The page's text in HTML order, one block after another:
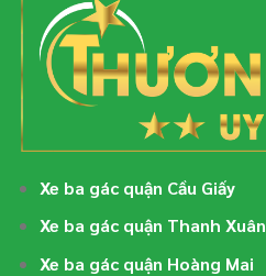
Xe ba gác quận Cầu Giấy
Xe ba gác quận Thanh Xuân
Xe ba gác quận Hoàng Mai